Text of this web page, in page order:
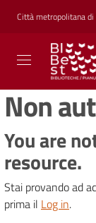
Vai al contenuto
Vai alla
Vai al footer
Città metropolitana di
Biblioteche
Pianura
Est
CONOSCERE,
CREARE,
Biblioteche
Non
You are
resource.
Stai provando ad
prima il Log in.